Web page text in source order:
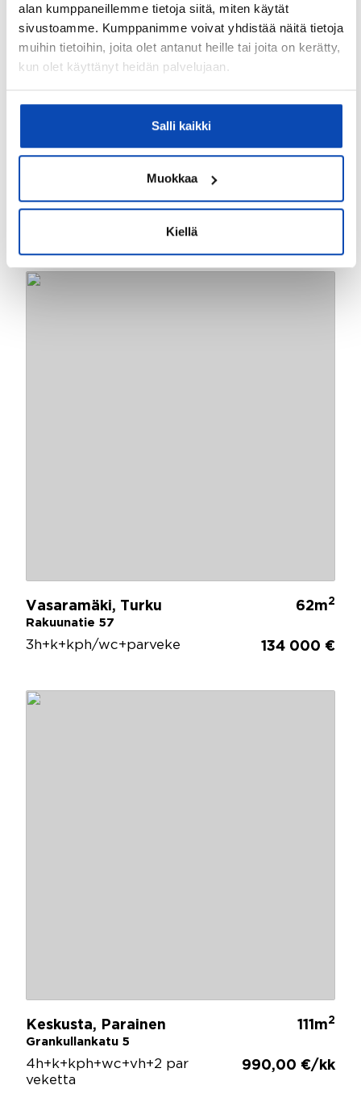
alan kumppaneillemme tietoja siitä, miten käytät
sivustoamme. Kumppanimme voivat yhdistää näitä tietoja
muihin tietoihin, joita olet antanut heille tai joita on kerätty,
kun olet käyttänyt heidän palvelujaan.
Salli kaikki
Muokkaa
Kiellä
Soikallio, Naantali
4h+k+khh+kph+s+2wc+3
255 000 €
Vasaramäki, Turku
Rakuunatie 57
62m2
3h+k+kph/wc+parveke 134 000 €
Keskusta, Parainen
Grankullankatu 5
111m2
4h+k+kph+wc+vh+2 par
veketta
990,00 €/kk